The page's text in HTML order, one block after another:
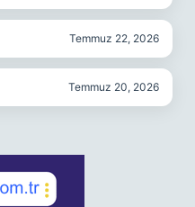
Temmuz 22, 2026
Temmuz 20, 2026